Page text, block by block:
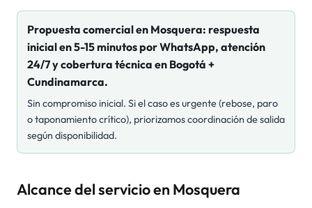
Propuesta comercial en Mosquera: respuesta
inicial en 5-15 minutos por WhatsApp, atención
24/7 y cobertura técnica en Bogotá +
Cundinamarca.
Sin compromiso inicial. Si el caso es urgente (rebose, paro
o taponamiento crítico), priorizamos coordinación de salida
según disponibilidad.
Alcance del servicio en Mosquera